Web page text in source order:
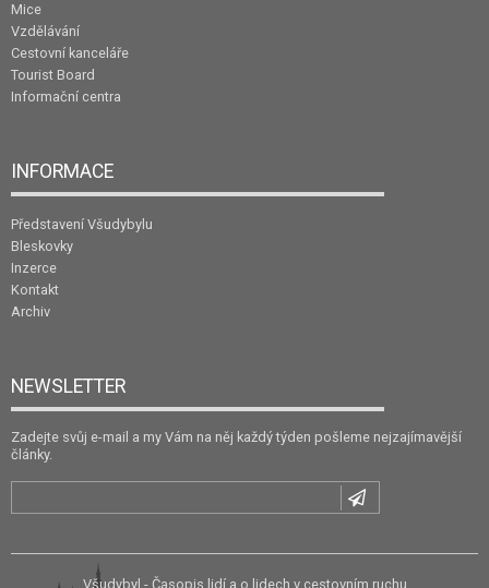
Mice
Vzdělávání
Cestovní kanceláře
Tourist Board
Informační centra
INFORMACE
Představení Všudybylu
Bleskovky
Inzerce
Kontakt
Archiv
NEWSLETTER
Zadejte svůj e-mail a my Vám na něj každý týden pošleme nejzajímavější
články.
Všudybyl - Časopis lidí a o lidech v cestovním ruchu